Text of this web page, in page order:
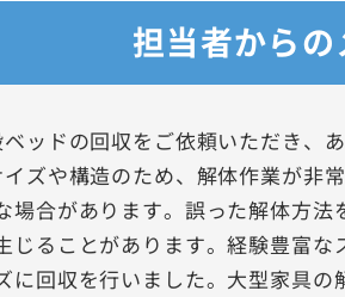
担当者から
ッドの回収をご依頼いただき、
ズや構造のため、解体作業が非
場合があります。誤った解体方法
じることがあります。経験豊富な
に回収を行いました。大型家具の